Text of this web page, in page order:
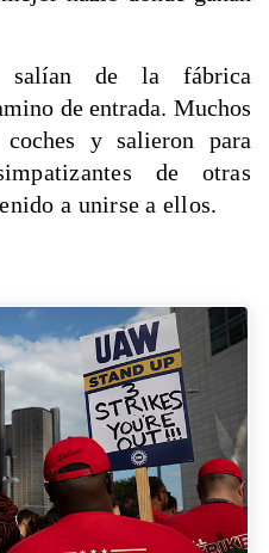
salían de la fábrica
de entrada. Muchos
y salieron para
de otras
a unirse a ellos.